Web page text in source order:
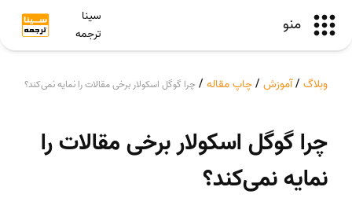
منو
سینا
ترجمه
وبلاگ /آموزش /چاپ مقاله / چرا گوگل اسکولار برخی مقالات را نمایه نمی‌کند؟
چرا گوگل اسکولار برخی مقالات را
نمایه نمی‌کند؟